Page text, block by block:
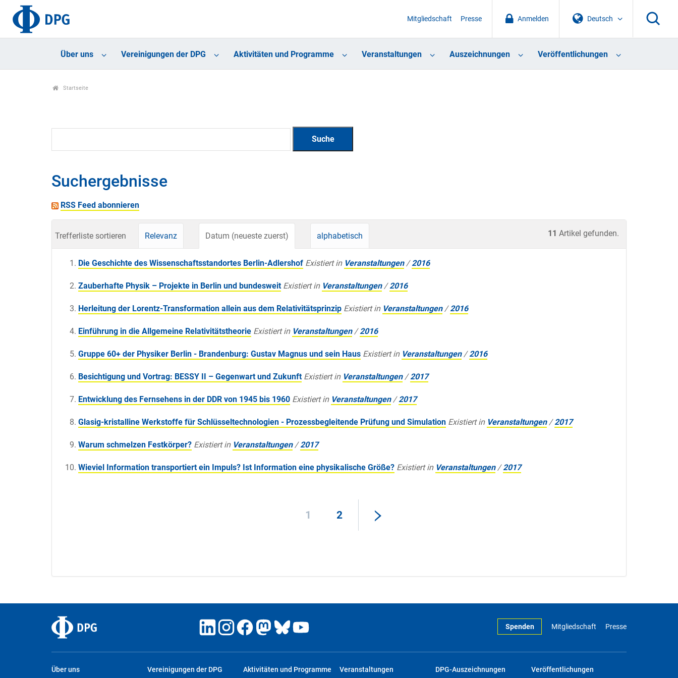
Deutsch
Anmelden
Mitgliedschaft Presse
Über uns Vereinigungen der DPG Aktivitäten und Programme Veranstaltungen Auszeichnungen Veröffentlichungen
Startseite
Suchergebnisse
RSS Feed abonnieren
11 Artikel gefunden.
Trefferliste sortieren Relevanz Datum (neueste zuerst) alphabetisch
Die Geschichte des Wissenschaftsstandortes Berlin-Adlershof Existiert in Veranstaltungen /2016
Zauberhafte Physik – Projekte in Berlin und bundesweit Existiert in Veranstaltungen /2016
Herleitung der Lorentz-Transformation allein aus dem Relativitätsprinzip Existiert in Veranstaltungen /2016
Einführung in die Allgemeine Relativitätstheorie Existiert in Veranstaltungen /2016
Gruppe 60+ der Physiker Berlin - Brandenburg: Gustav Magnus und sein Haus Existiert in Veranstaltungen /2016
Besichtigung und Vortrag: BESSY II – Gegenwart und Zukunft Existiert in Veranstaltungen /2017
Entwicklung des Fernsehens in der DDR von 1945 bis 1960 Existiert in Veranstaltungen /2017
Glasig-kristalline Werkstoffe für Schlüsseltechnologien - Prozessbegleitende Prüfung und Simulation Existiert in Veranstaltungen /2017
Warum schmelzen Festkörper? Existiert in Veranstaltungen /2017
Wieviel Information transportiert ein Impuls? Ist Information eine physikalische Größe? Existiert in Veranstaltungen /2017
1 2
Spenden Mitgliedschaft Presse
Über uns Vereinigungen der DPG Aktivitäten und Programme Veranstaltungen DPG-Auszeichnungen Veröffentlichungen